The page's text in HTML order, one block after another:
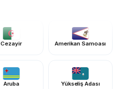
Cezayir Amerikan Samoası
Aruba Yükseliş Adası